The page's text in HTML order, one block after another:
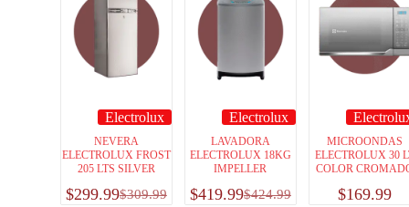
Electrolux
NEVERA
ELECTROLUX FROST
205 LTS SILVER
$309.99
$299.99
Electrolux
LAVADORA
ELECTROLUX 18KG
IMPELLER
$424.99
$419.99
MICROONDAS
ELECTROLUX 30
COLOR
$169.99